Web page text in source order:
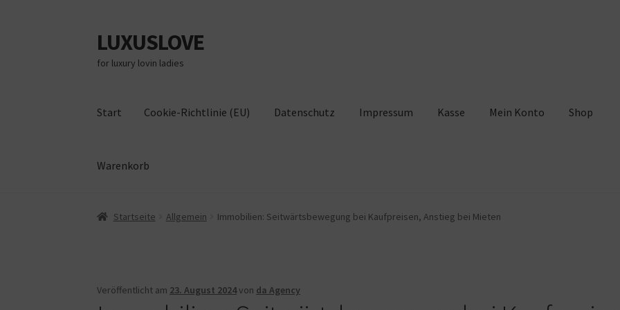
Zur
Navigation
springen
Zum
Inhalt
springen
LUXUSLOVE
for luxury lovin ladies
Start Cookie-Richtlinie (EU) Datenschutz Impressum Kasse Mein Konto Shop
Warenkorb
Start Cookie-Richtlinie (EU) Datenschutz Impressum Kasse Mein Konto Shop Warenkorb
Startseite Allgemein Immobilien: Seitwärtsbewegung bei Kaufpreisen, Anstieg bei Mieten
Veröffentlicht am 23. August 2024von da Agency